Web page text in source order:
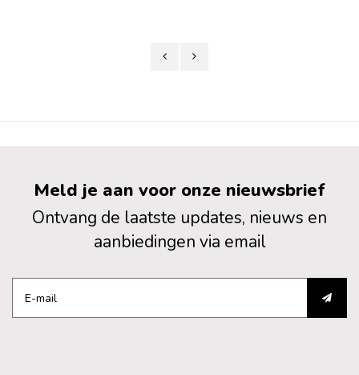
Meld je aan voor onze nieuwsbrief
Ontvang de laatste updates, nieuws en
aanbiedingen via email